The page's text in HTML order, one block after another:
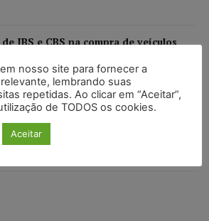
IBS e CBS na compra de veículos
08/2026
mantém justa causa de empregado que
no local de trabalho
nosso site para fornecer a
lembrando suas
repetidas. Ao clicar em “Aceitar”,
de TODOS os cookies.
Aceitar